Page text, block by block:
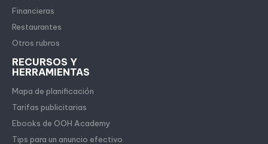
Financieras
Restaurantes
Otros rubros
RECURSOS Y
HERRAMIENTAS
Mapa de planificación
Tarifas publicitarias
Ebooks de OOH Academy
Tips para un anuncio efectivo